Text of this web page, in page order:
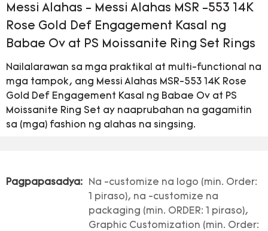
Messi Alahas - Messi Alahas MSR -553 14K
Rose Gold Def Engagement Kasal ng
Babae Ov at PS Moissanite Ring Set Rings
Nailalarawan sa mga praktikal at multi-functional na
mga tampok, ang Messi Alahas MSR-553 14K Rose
Gold Def Engagement Kasal ng Babae Ov at PS
Moissanite Ring Set ay naaprubahan na gagamitin
sa (mga) fashion ng alahas na singsing.
Pagpapasadya:
Na -customize na logo (min. Order:
1 piraso), na -customize na
packaging (min. ORDER: 1 piraso),
Graphic Customization (min. Order: